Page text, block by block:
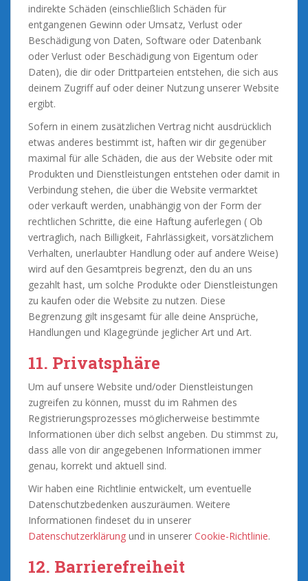
indirekte Schäden (einschließlich Schäden für
entgangenen Gewinn oder Umsatz, Verlust oder
Beschädigung von Daten, Software oder Datenbank
oder Verlust oder Beschädigung von Eigentum oder
Daten), die dir oder Drittparteien entstehen, die sich aus
deinem Zugriff auf oder deiner Nutzung unserer Website
ergibt.
Sofern in einem zusätzlichen Vertrag nicht ausdrücklich
etwas anderes bestimmt ist, haften wir dir gegenüber
maximal für alle Schäden, die aus der Website oder mit
Produkten und Dienstleistungen entstehen oder damit in
Verbindung stehen, die über die Website vermarktet
oder verkauft werden, unabhängig von der Form der
rechtlichen Schritte, die eine Haftung auferlegen ( Ob
vertraglich, nach Billigkeit, Fahrlässigkeit, vorsätzlichem
Verhalten, unerlaubter Handlung oder auf andere Weise)
wird auf den Gesamtpreis begrenzt, den du an uns
gezahlt hast, um solche Produkte oder Dienstleistungen
zu kaufen oder die Website zu nutzen. Diese
Begrenzung gilt insgesamt für alle deine Ansprüche,
Handlungen und Klagegründe jeglicher Art und Art.
11. Privatsphäre
Um auf unsere Website und/oder Dienstleistungen
zugreifen zu können, musst du im Rahmen des
Registrierungsprozesses möglicherweise bestimmte
Informationen über dich selbst angeben. Du stimmst zu,
dass alle von dir angegebenen Informationen immer
genau, korrekt und aktuell sind.
Wir haben eine Richtlinie entwickelt, um eventuelle
Datenschutzbedenken auszuräumen. Weitere
Informationen findeset du in unserer
Datenschutzerklärung und in unserer Cookie-Richtlinie.
12. Barrierefreiheit